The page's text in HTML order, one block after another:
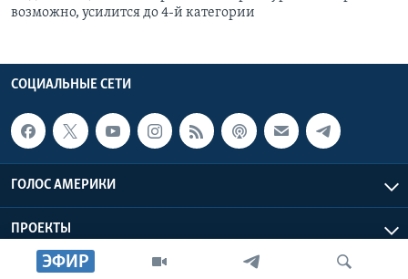
ЭФИР
возможно, усилится до 4-й категории
СОЦИАЛЬНЫЕ СЕТИ
ГОЛОС АМЕРИКИ
ПРОЕКТЫ